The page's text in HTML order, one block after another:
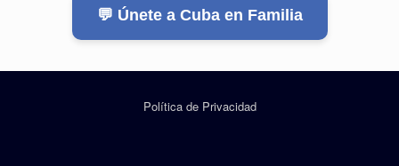
💬 Únete a Cuba en Familia
Política de Privacidad